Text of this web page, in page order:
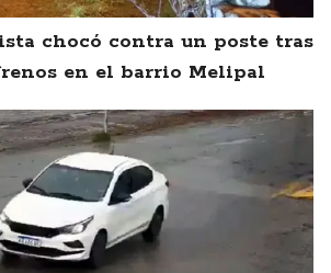
chocó contra un poste tras
en el barrio Melipal